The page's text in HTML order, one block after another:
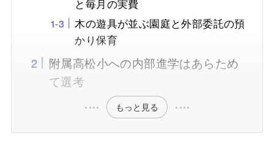
と毎月の実費
木の遊具が並ぶ園庭と外部委託の預
かり保育
附属高松小への内部進学はあらため
て選考
もっと見る